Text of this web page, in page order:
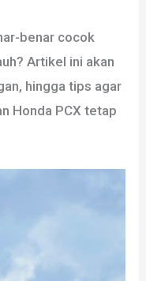
benar cocok
Artikel ini akan
hingga tips agar
Honda PCX tetap